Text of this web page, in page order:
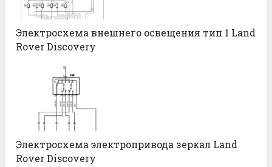
Электросхема внешнего освещения тип 1 Land
Rover Discovery
Электросхема электропривода зеркал Land
Rover Discovery